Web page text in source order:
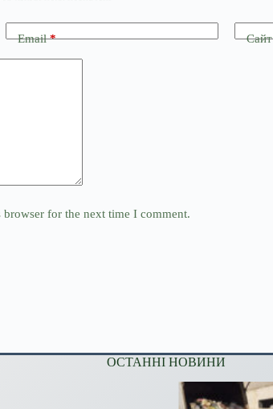
Email* Сайт
for the next time I comment.
ОСТАННІ НОВИНИ